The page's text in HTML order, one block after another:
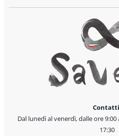
Contatti
Dal lunedì al venerdì, dalle ore 9:00
17:30